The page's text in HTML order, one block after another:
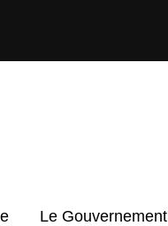
Le Gouvernement